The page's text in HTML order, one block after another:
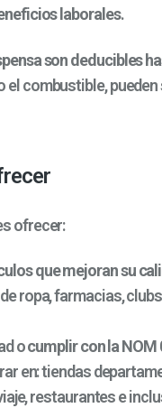
laborales.
son deducibles
combustible,
ofrecer:
que mejoran su
ropa, farmacias,
ocumplir con la NOM
en: tiendas
restaurantes e